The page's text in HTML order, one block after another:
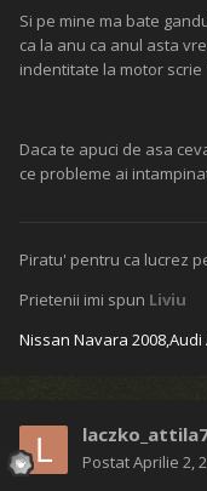
Si pe mine ma bate
ca la anu ca anul asta
indentitate la motor scrie
Daca te apuci de asa
ce probleme ai
Piratu' pentru ca lucrez
Prietenii imi spun Liviu
Nissan Navara 2008,Audi
PostatAprilie 2,